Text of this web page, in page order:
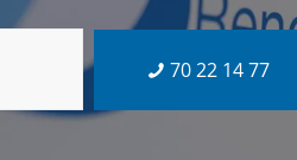
70 22 14 77